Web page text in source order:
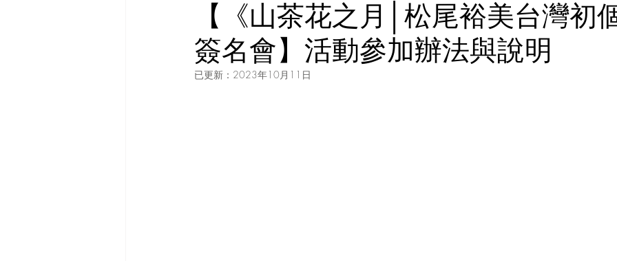
【《山茶花之月│松尾裕美台灣初
簽名會】活動參加辦法與說明
已更新： 2023年10月11日